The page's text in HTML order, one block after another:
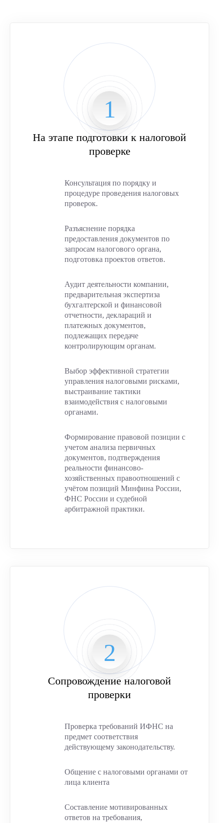
На этапе подготовки к налоговой
проверке
Консультация по порядку и
процедуре проведения налоговых
проверок.
Разъяснение порядка
предоставления документов по
запросам налогового органа,
подготовка проектов ответов.
Аудит деятельности компании,
предварительная экспертиза
бухгалтерской и финансовой
отчетности, деклараций и
платежных документов,
подлежащих передаче
контролирующим органам.
Выбор эффективной стратегии
управления налоговыми рисками,
выстраивание тактики
взаимодействия с налоговыми
органами.
Формирование правовой позиции с
учетом анализа первичных
документов, подтверждения
реальности финансово-
хозяйственных правоотношений с
учётом позиций Минфина России,
ФНС России и судебной
арбитражной практики.
Сопровождение налоговой
проверки
Проверка требований ИФНС на
предмет соответствия
действующему законодательству.
Общение с налоговыми органами от
лица клиента
Составление мотивированных
ответов на требования,